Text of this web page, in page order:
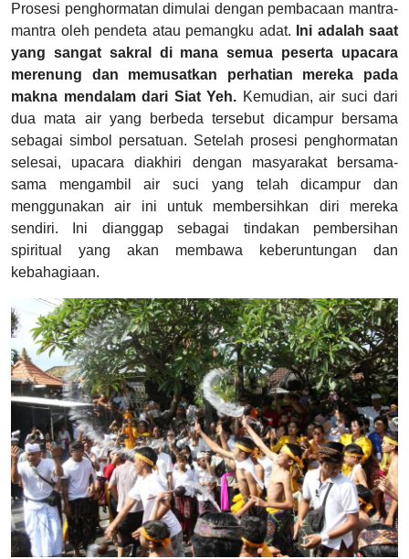
Prosesi penghormatan dimulai dengan pembacaan mantra-
mantra oleh pendeta atau pemangku adat.
Ini adalah saat
yang sangat sakral di mana semua peserta upacara
merenung dan memusatkan perhatian mereka pada
makna mendalam dari Siat Yeh. Kemudian, air suci dari
dua mata air yang berbeda tersebut dicampur bersama
sebagai simbol persatuan. Setelah prosesi penghormatan
selesai, upacara diakhiri dengan masyarakat bersama-
sama mengambil air suci yang telah dicampur dan
menggunakan air ini untuk membersihkan diri mereka
sendiri. Ini dianggap sebagai tindakan pembersihan
spiritual yang akan membawa keberuntungan dan
kebahagiaan.